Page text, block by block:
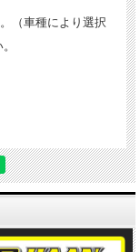
（車種により選択